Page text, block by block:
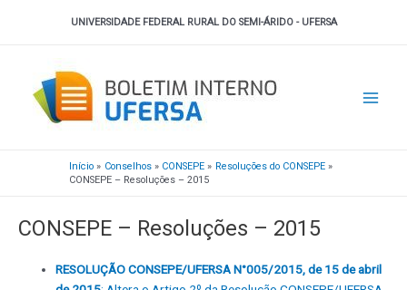
UNIVERSIDADE FEDERAL RURAL DO SEMI-ÁRIDO - UFERSA
Menu
Início Conselhos CONSEPE
Resoluções do CONSEPE
CONSEPE – Resoluções – 2015
CONSEPE – Resoluções – 2015
RESOLUÇÃO CONSEPE/UFERSA N°005/2015, de 15 de abril